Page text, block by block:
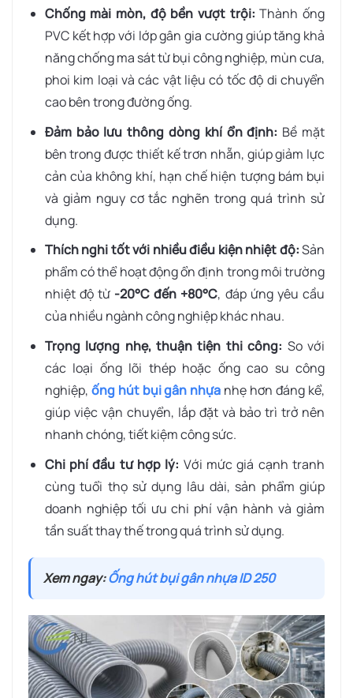
Chống mài mòn, độ bền vượt trội: Thành ống
PVC kết hợp với lớp gân gia cường giúp tăng khả
năng chống ma sát từ bụi công nghiệp, mùn cưa,
phoi kim loại và các vật liệu có tốc độ di chuyển
cao bên trong đường ống.
Đảm bảo lưu thông dòng khí ổn định: Bề mặt
bên trong được thiết kế trơn nhẵn, giúp giảm lực
cản của không khí, hạn chế hiện tượng bám bụi
và giảm nguy cơ tắc nghẽn trong quá trình sử
dụng.
Thích nghi tốt với nhiều điều kiện nhiệt độ:Sản
phẩm có thể hoạt động ổn định trong môi trường
nhiệt độ từ -20°C đến +80°C, đáp ứng yêu cầu
của nhiều ngành công nghiệp khác nhau.
Trọng lượng nhẹ, thuận tiện thi công: So với
các loại ống lõi thép hoặc ống cao su công
nghiệp, ống hút bụi gân nhựa nhẹ hơn đáng kể,
giúp việc vận chuyển, lắp đặt và bảo trì trở nên
nhanh chóng, tiết kiệm công sức.
Chi phí đầu tư hợp lý: Với mức giá cạnh tranh
cùng tuổi thọ sử dụng lâu dài, sản phẩm giúp
doanh nghiệp tối ưu chi phí vận hành và giảm
tần suất thay thế trong quá trình sử dụng.
Xem ngay:Ống hút bụi gân nhựa ID 250